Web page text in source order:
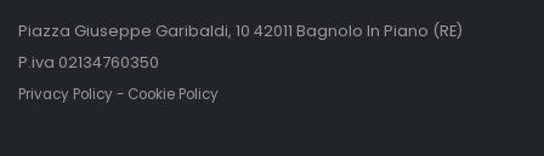
Piazza Giuseppe Garibaldi, 10 42011 Bagnolo In Piano (RE)
P.iva 02134760350
Privacy Policy- Cookie Policy